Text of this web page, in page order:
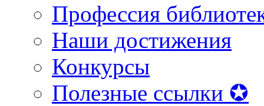
Профессия
Наши достижения
Конкурсы
Полезные ссылки ✪